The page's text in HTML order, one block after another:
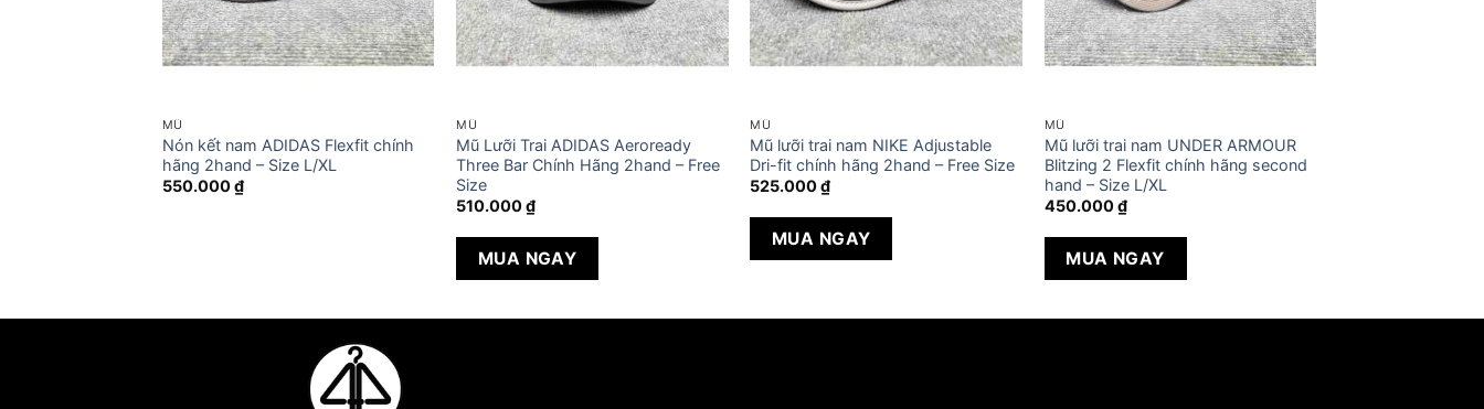
MŨ
Nón kết nam ADIDAS Flexfit chính
hãng 2hand – Size L/XL
550.000₫
MŨ
Mũ Lưỡi Trai ADIDAS Aeroready
Three Bar Chính Hãng 2hand – Free
Size
510.000₫
MUA NGAY
MŨ
Mũ lưỡi trai nam NIKE Adjustable
Dri-fit chính hãng 2hand – Free Size
525.000₫
MUA NGAY
MŨ
Mũ lưỡi trai nam UNDER ARMOUR
Blitzing 2 Flexfit chính hãng second
hand – Size L/XL
450.000₫
MUA NGAY